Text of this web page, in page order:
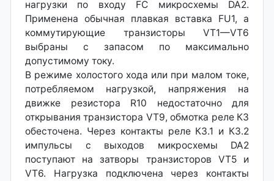
нагрузки по входу FC микросхемы DA2.
Применена обычная плавкая вставка FU1, а
коммутирующие транзисторы VT1—VT6
выбраны с запасом по максимально
допустимому току.
В режиме холостого хода или при малом токе,
потребляемом нагрузкой, напряжения на
движке резистора R10 недостаточно для
открывания транзистора VT9, обмотка реле КЗ
обесточена. Через контакты реле К3.1 и КЗ.2
импульсы с выходов микросхемы DA2
поступают на затворы транзисторов VT5 и
VT6. Нагрузка подключена через контакты